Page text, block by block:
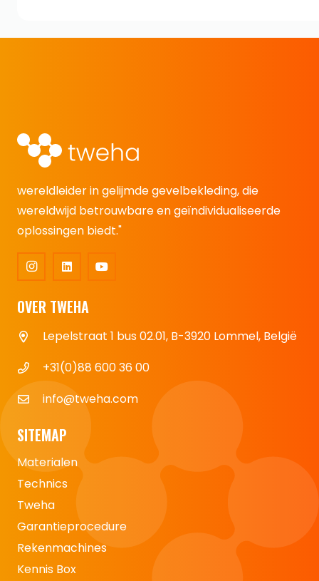
wereldleider in gelijmde gevelbekleding, die
wereldwijd betrouwbare en geïndividualiseerde
oplossingen biedt."
OVER TWEHA
Lepelstraat 1 bus 02.01, B-3920 Lommel, België
+31(0)88 600 36 00
info@tweha.com
SITEMAP
Materialen
Technics
Tweha
Garantieprocedure
Rekenmachines
Kennis Box